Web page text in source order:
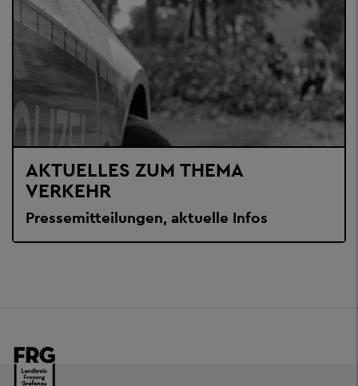
AKTUELLES ZUM THEMA
VERKEHR
Pressemitteilungen, aktuelle Infos